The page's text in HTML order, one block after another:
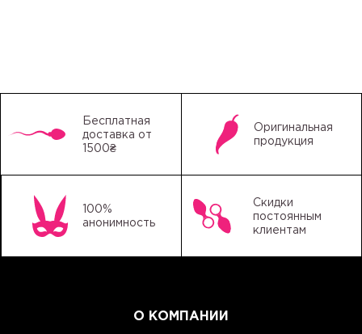
Бесплатная
доставка от
1500₴
Оригинальная
продукция
100%
анонимность
Скидки
постоянным
клиентам
О КОМПАНИИ